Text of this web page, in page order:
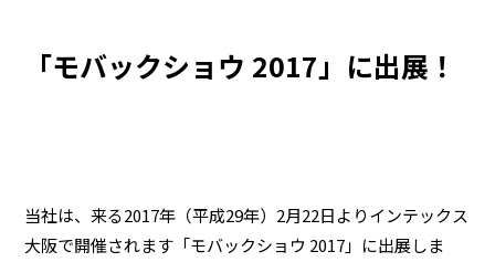
レシピ
安全・安心への取り組み
「モバックショウ 2017」に出展！
当社は、来る2017年（平成29年）2月22日よりインテックス
大阪で開催されます「モバックショウ 2017」に出展しま